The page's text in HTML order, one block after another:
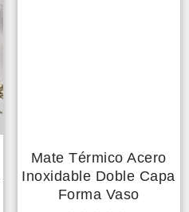
Mate Térmico Acero
Inoxidable Doble Capa
Forma Vaso